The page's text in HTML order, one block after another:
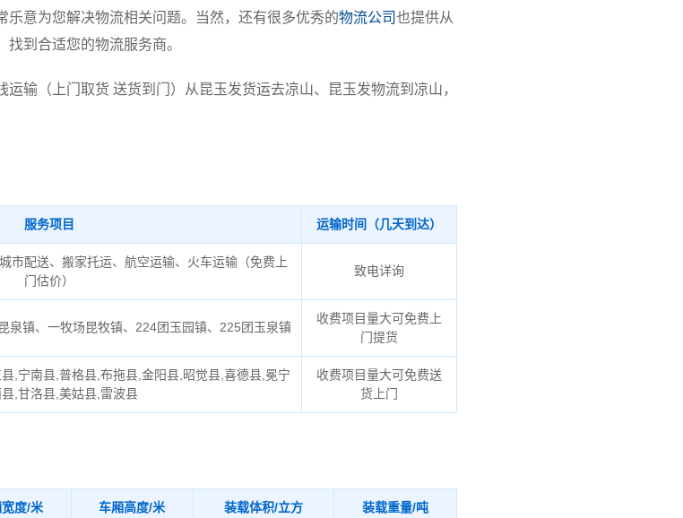
意为您解决物流相关问题。当然，还有很多优秀的物流公司也提供从
到合适您的物流服务商。
运输（上门取货 送货到门）从昆玉发货运去凉山、昆玉发物流到凉山，
服务项目 运输时间（几天到达）
市配送、搬家托运、航空运输、火车运输（免费上
门估价）
致电详询
泉镇、一牧场昆牧镇、224团玉园镇、225团玉泉镇
收费项目量大可免费上
门提货
,宁南县,普格县,布拖县,金阳县,昭觉县,喜德县,冕宁
,甘洛县,美姑县,雷波县
收费项目量大可免费送
货上门
度/米 车厢高度/米 装载体积/立方 装载重量/吨